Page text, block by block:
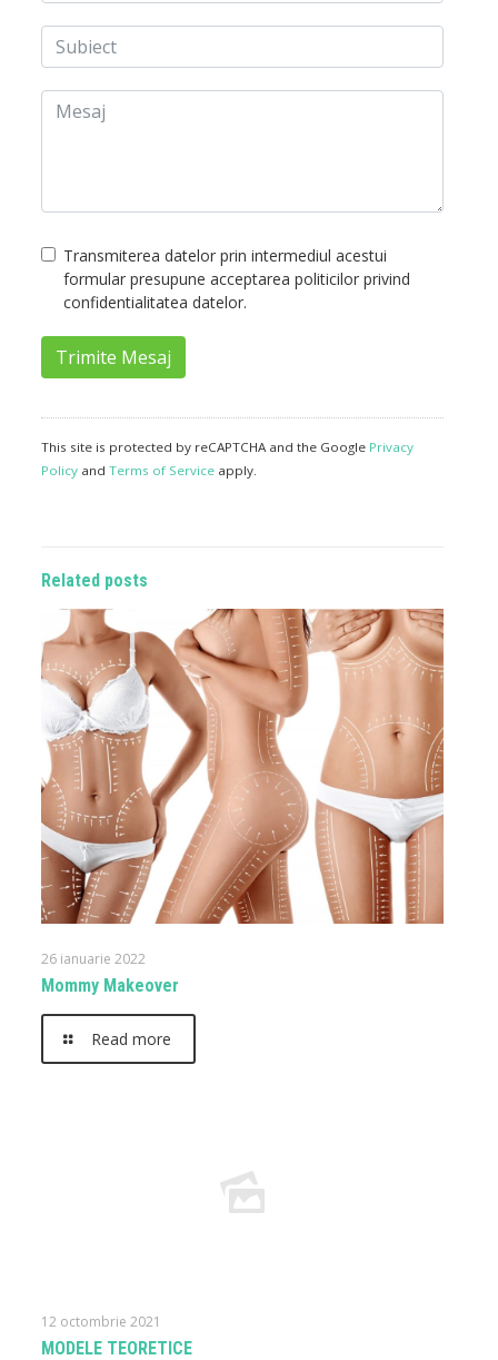
Transmiterea datelor prin intermediul acestui
formular presupune acceptarea politicilor privind
confidentialitatea datelor.
Trimite Mesaj
This site is protected by reCAPTCHA and the Google Privacy
Policyand Terms of Serviceapply.
Related posts
26 ianuarie 2022
Mommy Makeover
Read more
12 octombrie 2021
MODELE TEORETICE